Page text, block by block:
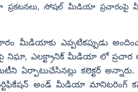
ప్రకటనలు, సోషల్ మీడియా ప్రచారంపై
మీడియాకు ఎప్పటికప్పుడు
నిఘా, ఎలక్ట్రానిక్ మీడియా లో ప్రచార
కలెక్టర్
అండ్ మీడియా మానిటరింగ్ కమిటీ